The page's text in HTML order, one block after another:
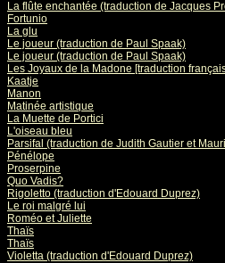
La flûte enchantée (traduction de Jacques
Fortunio
La glu
Le joueur (traduction de Paul Spaak)
Le joueur (traduction de Paul Spaak)
Les Joyaux de la Madone [traduction
Kaatje
Manon
Matinée artistique
La Muette de Portici
L'oiseau bleu
Parsifal (traduction de Judith Gautier et
Pénélope
Proserpine
Quo Vadis?
Rigoletto (traduction d'Edouard Duprez)
Le roi malgré lui
Roméo et Juliette
Thaïs
Thaïs
Violetta (traduction d'Edouard Duprez)